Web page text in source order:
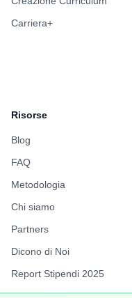
Carriera+
Risorse
Blog
FAQ
Metodologia
Chi siamo
Partners
Dicono di Noi
Report Stipendi 2025